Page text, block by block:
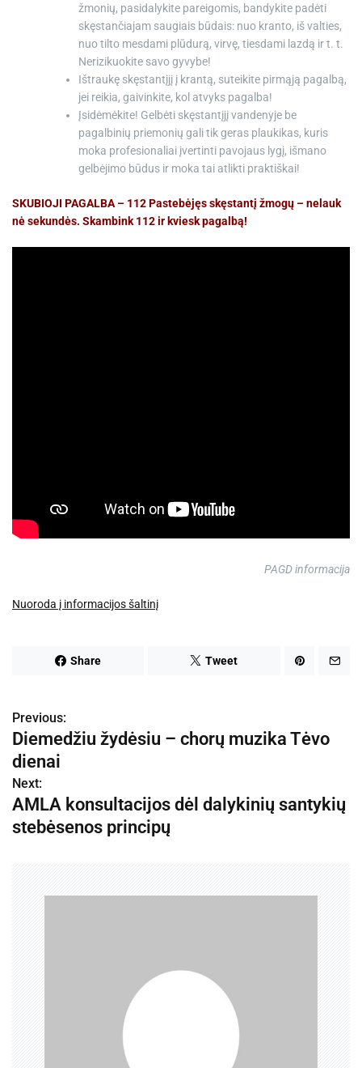
žmonių, pasidalykite pareigomis, bandykite padėti
skęstančiajam saugiais būdais: nuo kranto, iš valties,
nuo tilto mesdami plūdurą, virvę, tiesdami lazdą ir t. t.
Nerizikuokite savo gyvybe!
Ištraukę skęstantįjį į krantą, suteikite pirmąją pagalbą,
jei reikia, gaivinkite, kol atvyks pagalba!
Įsidėmėkite! Gelbėti skęstantįjį vandenyje be
pagalbinių priemonių gali tik geras plaukikas, kuris
moka profesionaliai įvertinti pavojaus lygį, išmano
gelbėjimo būdus ir moka tai atlikti praktiškai!
SKUBIOJI PAGALBA – 112 Pastebėjęs skęstantį žmogų – nelauk
nė sekundės. Skambink 112 ir kviesk pagalbą!
PAGD informacija
Nuoroda į informacijos šaltinį
Share Tweet
N
a
v
i
Previous:
Diemedžiu žydėsiu – chorų muzika Tėvo
dienai
Next:
AMLA konsultacijos dėl dalykinių santykių
stebėsenos principų